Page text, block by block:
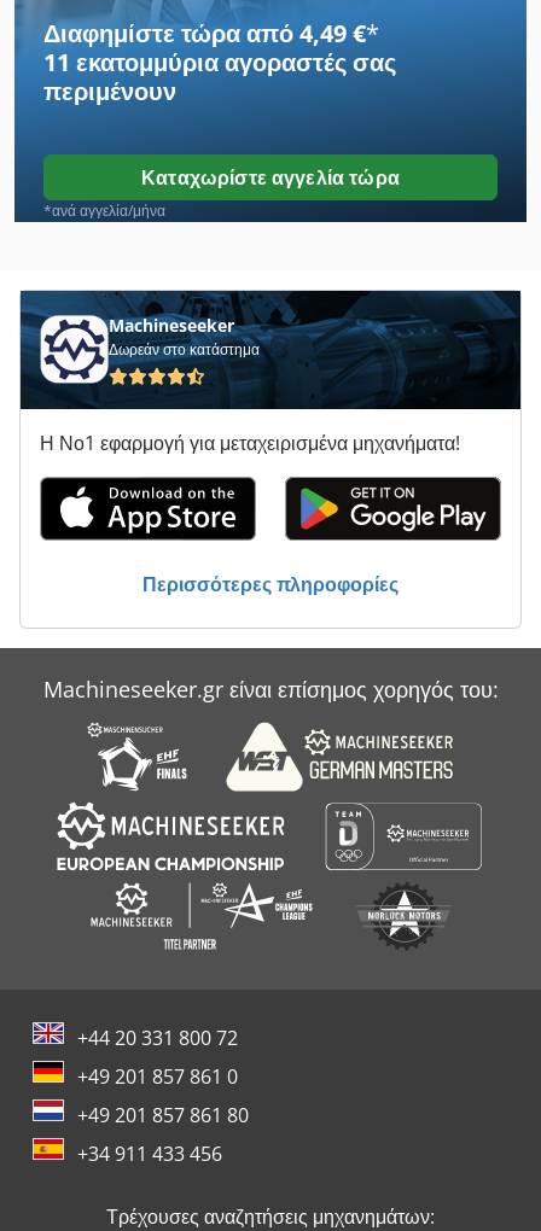
Ahlmann As 150
Ahlmann As 7
Ahlmann As 70
Ahlmann As 90
Ahlmann Az 10
Ahlmann Az 150
Ahwi Uzm 580
Ciat Ψύκτη
Eht
Heidelberg T
Makino A 77
Της Αντλίας Όροφο
Υόρκη Ψύκτη
Διαφημίστε τώρα από 4,49 €*
11 εκατομμύρια αγοραστέςσας
περιμένουν
Καταχωρίστε αγγελία τώρα
*ανά αγγελία/μήνα
Machineseeker
Δωρεάν στο κατάστημα
Η Νο1 εφαρμογή για μεταχειρισμένα μηχανήματα!
Περισσότερες πληροφορίες
Machineseeker.gr είναι επίσημος χορηγός του:
+44 20 331 800 72
+49 201 857 861 0
+49 201 857 861 80
+34 911 433 456
Τρέχουσες αναζητήσεις μηχανημάτων: